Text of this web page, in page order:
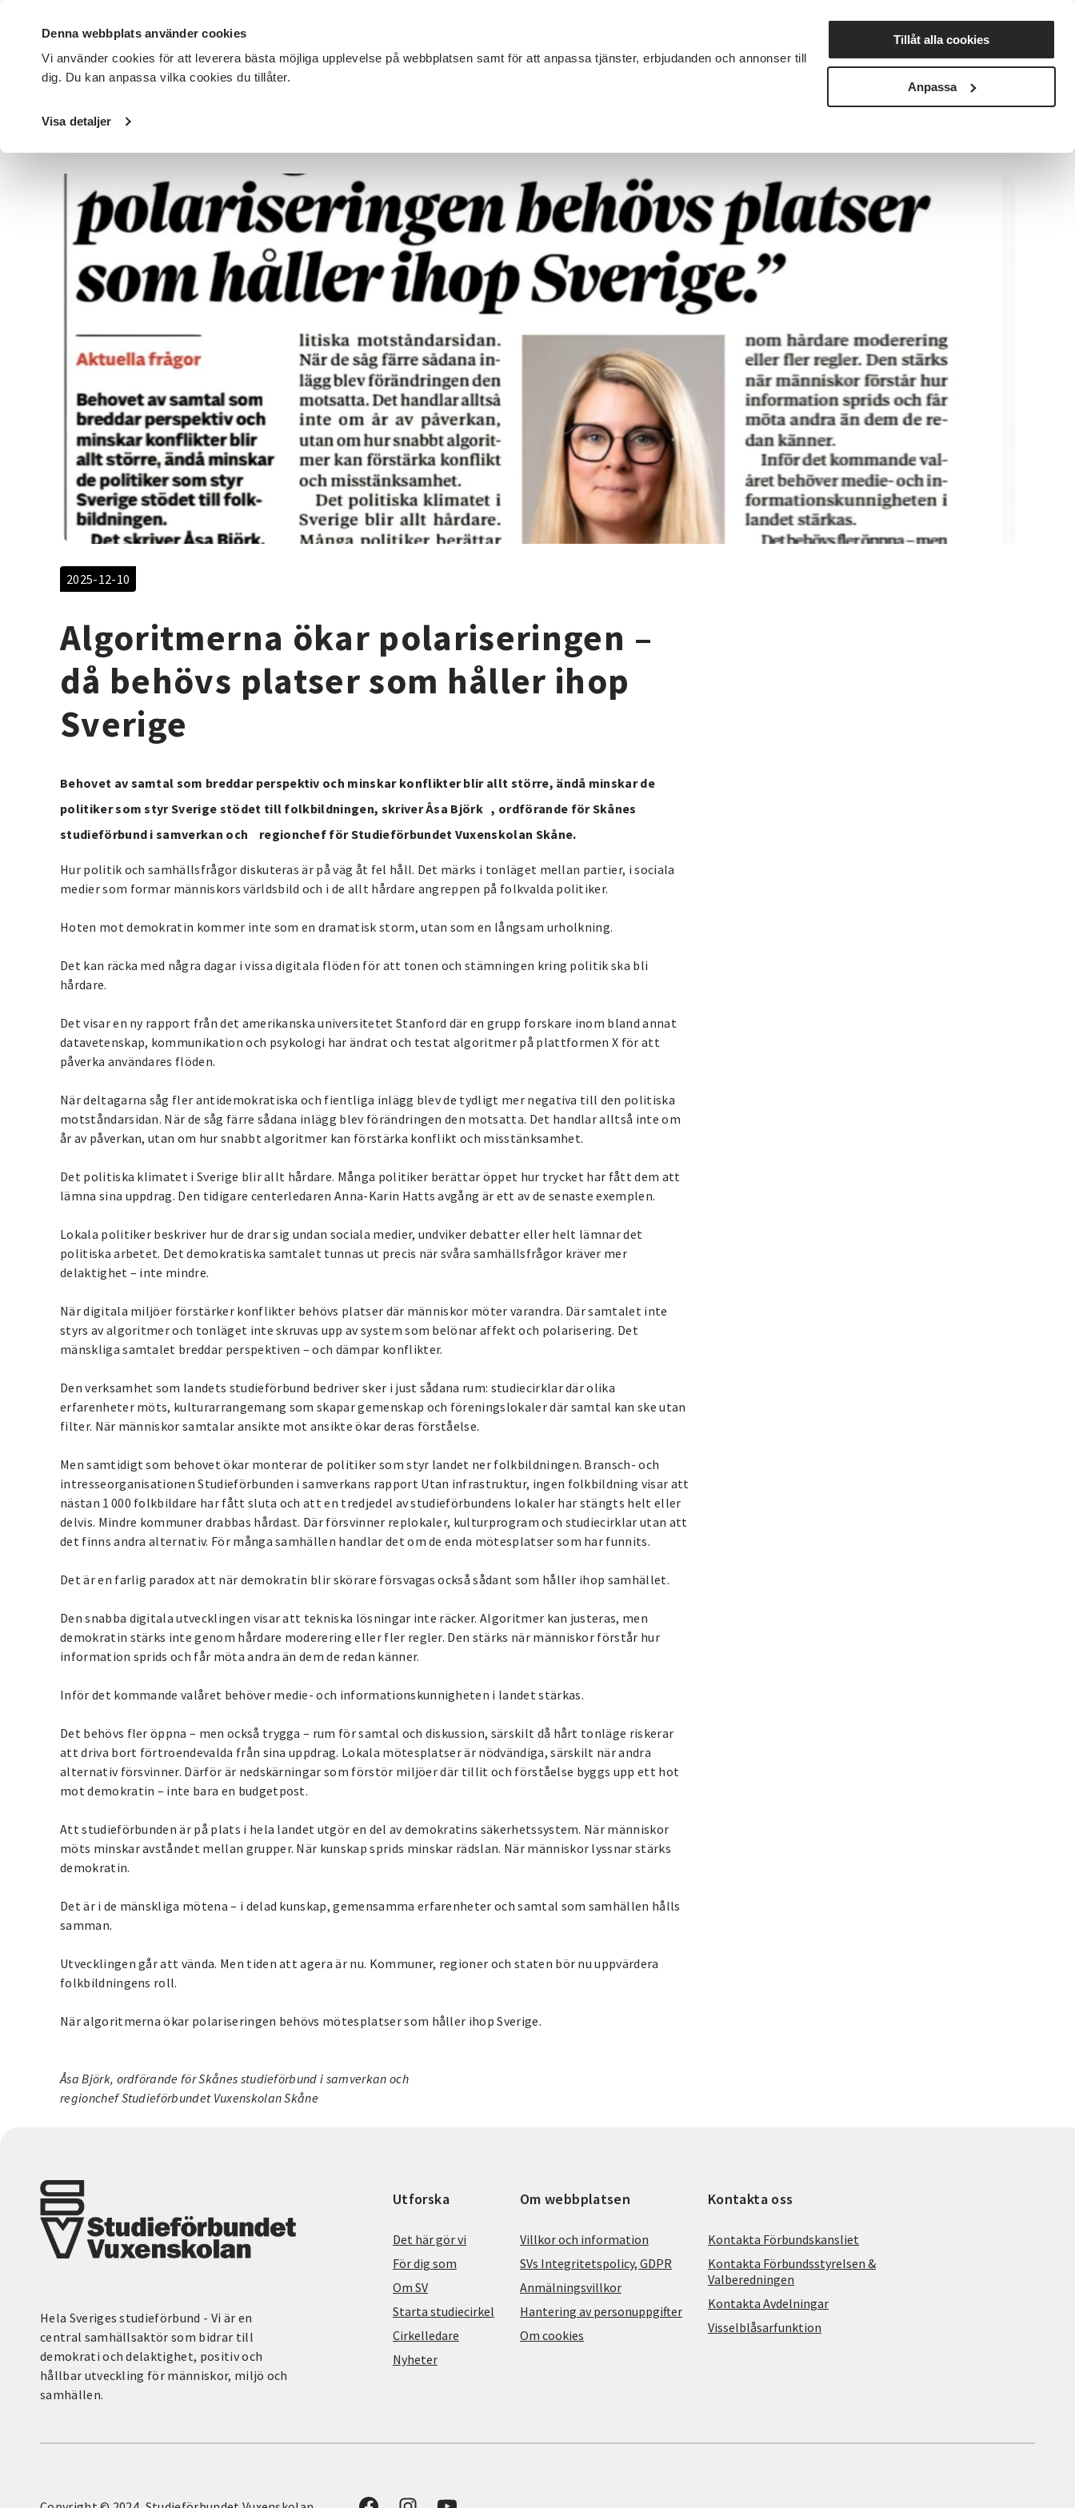
Denna webbplats använder cookies
Vi använder cookies för att leverera bästa möjliga upplevelse på webbplatsen samt för att anpassa tjänster, erbjudanden och annonser till
dig. Du kan anpassa vilka cookies du tillåter.
Visa detaljer
Tillåt alla cookies
Anpassa
DET HÄR GÖR VI FÖR DIG SOM SÖK KURSER OCH EVENEMANG Nyheter Avdelningar
Startsida / Avdelningar
2025-12-10
Algoritmerna ökar polariseringen –
då behövs platser som håller ihop
Sverige
Behovet av samtal som breddar perspektiv och minskar konflikter blir allt större, ändå minskar de
politiker som styr Sverige stödet till folkbildningen, skriver Åsa Björk , ordförande för Skånes
studieförbund i samverkan och regionchef för Studieförbundet Vuxenskolan Skåne.
Hur politik och samhällsfrågor diskuteras är på väg åt fel håll. Det märks i tonläget mellan partier, i sociala
medier som formar människors världsbild och i de allt hårdare angreppen på folkvalda politiker.
Hoten mot demokratin kommer inte som en dramatisk storm, utan som en långsam urholkning.
Det kan räcka med några dagar i vissa digitala flöden för att tonen och stämningen kring politik ska bli
hårdare.
Det visar en ny rapport från det amerikanska universitetet Stanford där en grupp forskare inom bland annat
datavetenskap, kommunikation och psykologi har ändrat och testat algoritmer på plattformen X för att
påverka användares flöden.
När deltagarna såg fler antidemokratiska och fientliga inlägg blev de tydligt mer negativa till den politiska
motståndarsidan. När de såg färre sådana inlägg blev förändringen den motsatta. Det handlar alltså inte om
år av påverkan, utan om hur snabbt algoritmer kan förstärka konflikt och misstänksamhet.
Det politiska klimatet i Sverige blir allt hårdare. Många politiker berättar öppet hur trycket har fått dem att
lämna sina uppdrag. Den tidigare centerledaren Anna-Karin Hatts avgång är ett av de senaste exemplen.
Lokala politiker beskriver hur de drar sig undan sociala medier, undviker debatter eller helt lämnar det
politiska arbetet. Det demokratiska samtalet tunnas ut precis när svåra samhällsfrågor kräver mer
delaktighet – inte mindre.
När digitala miljöer förstärker konflikter behövs platser där människor möter varandra. Där samtalet inte
styrs av algoritmer och tonläget inte skruvas upp av system som belönar affekt och polarisering. Det
mänskliga samtalet breddar perspektiven – och dämpar konflikter.
Den verksamhet som landets studieförbund bedriver sker i just sådana rum: studiecirklar där olika
erfarenheter möts, kulturarrangemang som skapar gemenskap och föreningslokaler där samtal kan ske utan
filter. När människor samtalar ansikte mot ansikte ökar deras förståelse.
Men samtidigt som behovet ökar monterar de politiker som styr landet ner folkbildningen. Bransch- och
intresseorganisationen Studieförbunden i samverkans rapport Utan infrastruktur, ingen folkbildning visar att
nästan 1 000 folkbildare har fått sluta och att en tredjedel av studieförbundens lokaler har stängts helt eller
delvis. Mindre kommuner drabbas hårdast. Där försvinner replokaler, kulturprogram och studiecirklar utan att
det finns andra alternativ. För många samhällen handlar det om de enda mötesplatser som har funnits.
Det är en farlig paradox att när demokratin blir skörare försvagas också sådant som håller ihop samhället.
Den snabba digitala utvecklingen visar att tekniska lösningar inte räcker. Algoritmer kan justeras, men
demokratin stärks inte genom hårdare moderering eller fler regler. Den stärks när människor förstår hur
information sprids och får möta andra än dem de redan känner.
Inför det kommande valåret behöver medie- och informationskunnigheten i landet stärkas.
Det behövs fler öppna – men också trygga – rum för samtal och diskussion, särskilt då hårt tonläge riskerar
att driva bort förtroendevalda från sina uppdrag. Lokala mötesplatser är nödvändiga, särskilt när andra
alternativ försvinner. Därför är nedskärningar som förstör miljöer där tillit och förståelse byggs upp ett hot
mot demokratin – inte bara en budgetpost.
Att studieförbunden är på plats i hela landet utgör en del av demokratins säkerhetssystem. När människor
möts minskar avståndet mellan grupper. När kunskap sprids minskar rädslan. När människor lyssnar stärks
demokratin.
Det är i de mänskliga mötena – i delad kunskap, gemensamma erfarenheter och samtal som samhällen hålls
samman.
Utvecklingen går att vända. Men tiden att agera är nu. Kommuner, regioner och staten bör nu uppvärdera
folkbildningens roll.
När algoritmerna ökar polariseringen behövs mötesplatser som håller ihop Sverige.
Åsa Björk, ordförande för Skånes studieförbund i samverkan och
regionchef Studieförbundet Vuxenskolan Skåne
Hela Sveriges studieförbund - Vi är en
central samhällsaktör som bidrar till
demokrati och delaktighet, positiv och
hållbar utveckling för människor, miljö och
samhällen.
Utforska
Det här gör vi
För dig som
Om SV
Starta studiecirkel
Cirkelledare
Nyheter
Om webbplatsen
Villkor och information
SVs Integritetspolicy, GDPR
Anmälningsvillkor
Hantering av personuppgifter
Om cookies
Kontakta oss
Kontakta Förbundskansliet
Kontakta Förbundsstyrelsen &
Valberedningen
Kontakta Avdelningar
Visselblåsarfunktion